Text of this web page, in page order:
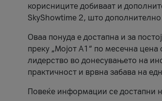
корисниците добиваат и
SkyShowtime 2, што дополнително
Оваа понуда е достапна и за
преку „Мојот А1“ по месечна
лидерство во донесувањето на
практичност и врвна забава на
Повеќе информации се достапни